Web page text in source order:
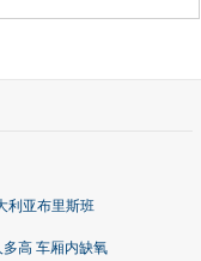
利亚布里斯班
高 车厢内缺氧